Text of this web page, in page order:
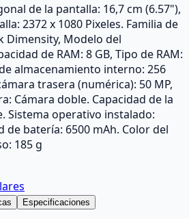
de la pantalla: 16,7 cm (6.57"),
2372 x 1080 Pixeles. Familia de
Dimensity, Modelo del
de RAM: 8 GB, Tipo de RAM:
almacenamiento interno: 256
trasera (numérica): 50 MP,
Cámara doble. Capacidad de la
Sistema operativo instalado:
de batería: 6500 mAh. Color del
185 g
Especificaciones